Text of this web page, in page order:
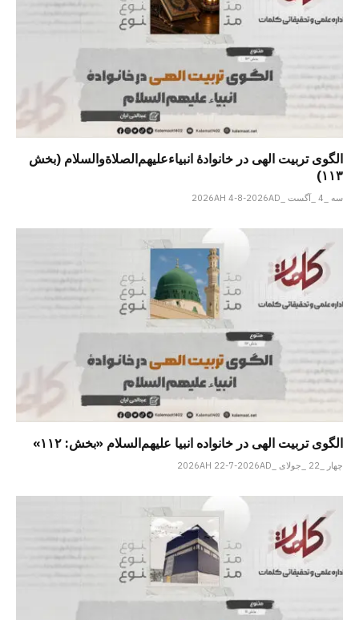
الگوی تربیت الهی در خانوادۀ انبیاءعلیهم‌الصلاةو‌السلام (بخش
۱۱۳)
سه _4 _آگست _2026AH 4-8-2026AD
الگوی تربیت الهی در خانواده انبیا‌‌ علیهم‌السلام «بخش: ۱۱۲»
چهار _22 _جولای _2026AH 22-7-2026AD